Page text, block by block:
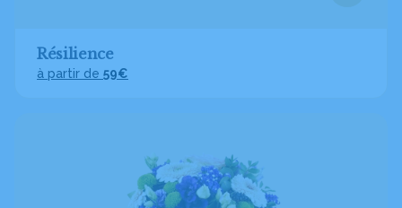
Résilience
à partir de 59€